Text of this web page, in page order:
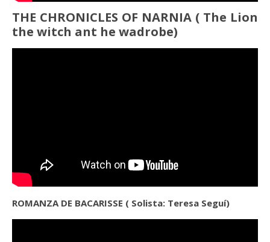
THE CHRONICLES OF NARNIA ( The Lion
the witch ant he wadrobe)
ROMANZA DE BACARISSE ( Solista: Teresa Seguí)